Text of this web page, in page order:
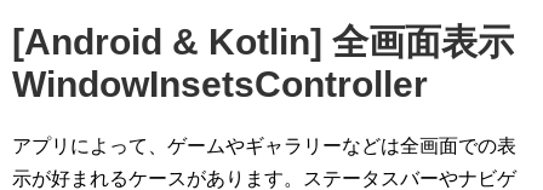
[Android & Kotlin] 全画面表示
WindowInsetsController
アプリによって、ゲームやギャラリーなどは全画面での表
示が好まれるケースがあります。ステータスバーやナビゲ